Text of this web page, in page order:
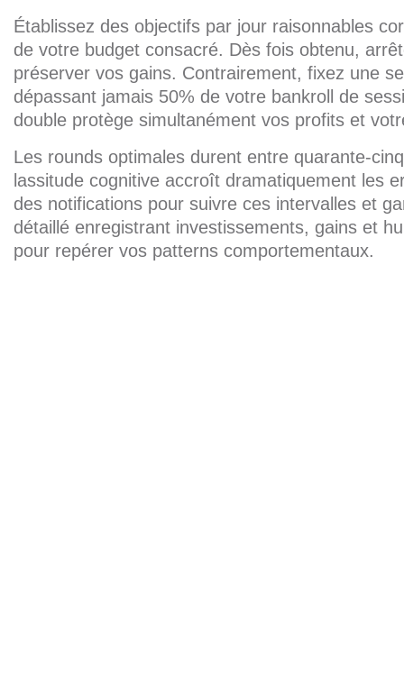
Établissez des objectifs par jour raisonnables
de votre budget consacré. Dès fois obtenu,
préserver vos gains. Contrairement, fixez une
dépassant jamais 50% de votre bankroll de
double protège simultanément vos profits et
Les rounds optimales durent entre quarante-
lassitude cognitive accroît dramatiquement les
des notifications pour suivre ces intervalles et
détaillé enregistrant investissements, gains et
pour repérer vos patterns comportementaux.